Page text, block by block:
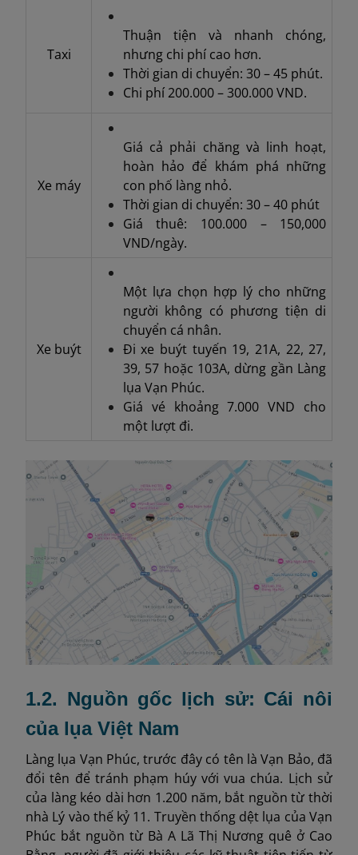
Taxi
Thuận tiện và nhanh chóng,
nhưng chi phí cao hơn.
Thời gian di chuyển: 30 – 45 phút.
Chi phí 200.000 – 300.000 VND.
Xe máy
Giá cả phải chăng và linh hoạt,
hoàn hảo để khám phá những
con phố làng nhỏ.
Thời gian di chuyển: 30 – 40 phút
Giá thuê: 100.000 – 150,000
VND/ngày.
Xe buýt
Một lựa chọn hợp lý cho những
người không có phương tiện di
chuyển cá nhân.
Đi xe buýt tuyến 19, 21A, 22, 27,
39, 57 hoặc 103A, dừng gần Làng
lụa Vạn Phúc.
Giá vé khoảng 7.000 VND cho
một lượt đi.
1.2. Nguồn gốc lịch sử: Cái nôi
của lụa Việt Nam
Làng lụa Vạn Phúc, trước đây có tên là Vạn Bảo, đã
đổi tên để tránh phạm húy với vua chúa. Lịch sử
của làng kéo dài hơn 1.200 năm, bắt nguồn từ thời
nhà Lý vào thế kỷ 11. Truyền thống dệt lụa của Vạn
Phúc bắt nguồn từ Bà A Lã Thị Nương quê ở Cao